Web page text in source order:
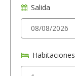
Salida
Habitaciones